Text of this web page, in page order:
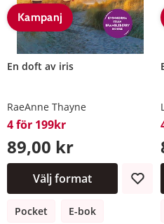
Kampanj
En doft av iris
RaeAnne Thayne
4 för 199kr
89,00 kr
Välj format
Pocket E-bok